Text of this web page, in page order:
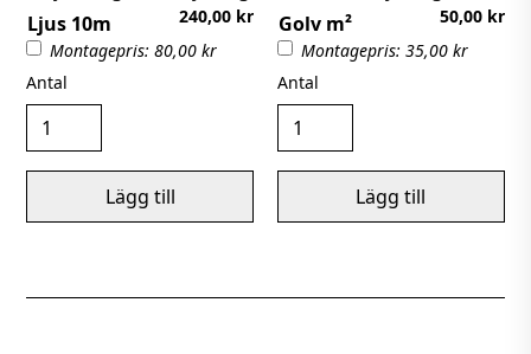
Ljus 10m
240,00 kr
Montagepris: 80,00 kr
Antal
Golv m²
50,00 kr
Montagepris: 35,00 kr
Antal